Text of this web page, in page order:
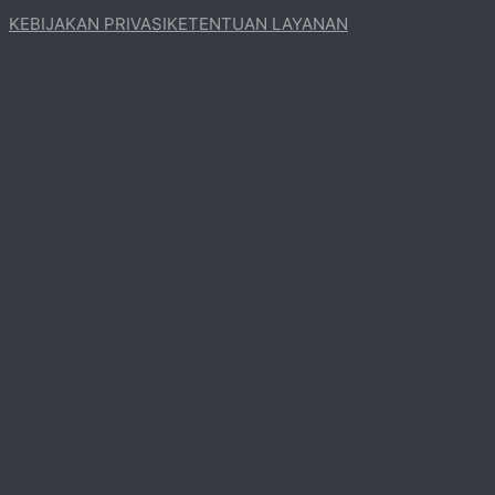
KEBIJAKAN PRIVASIKETENTUAN LAYANAN